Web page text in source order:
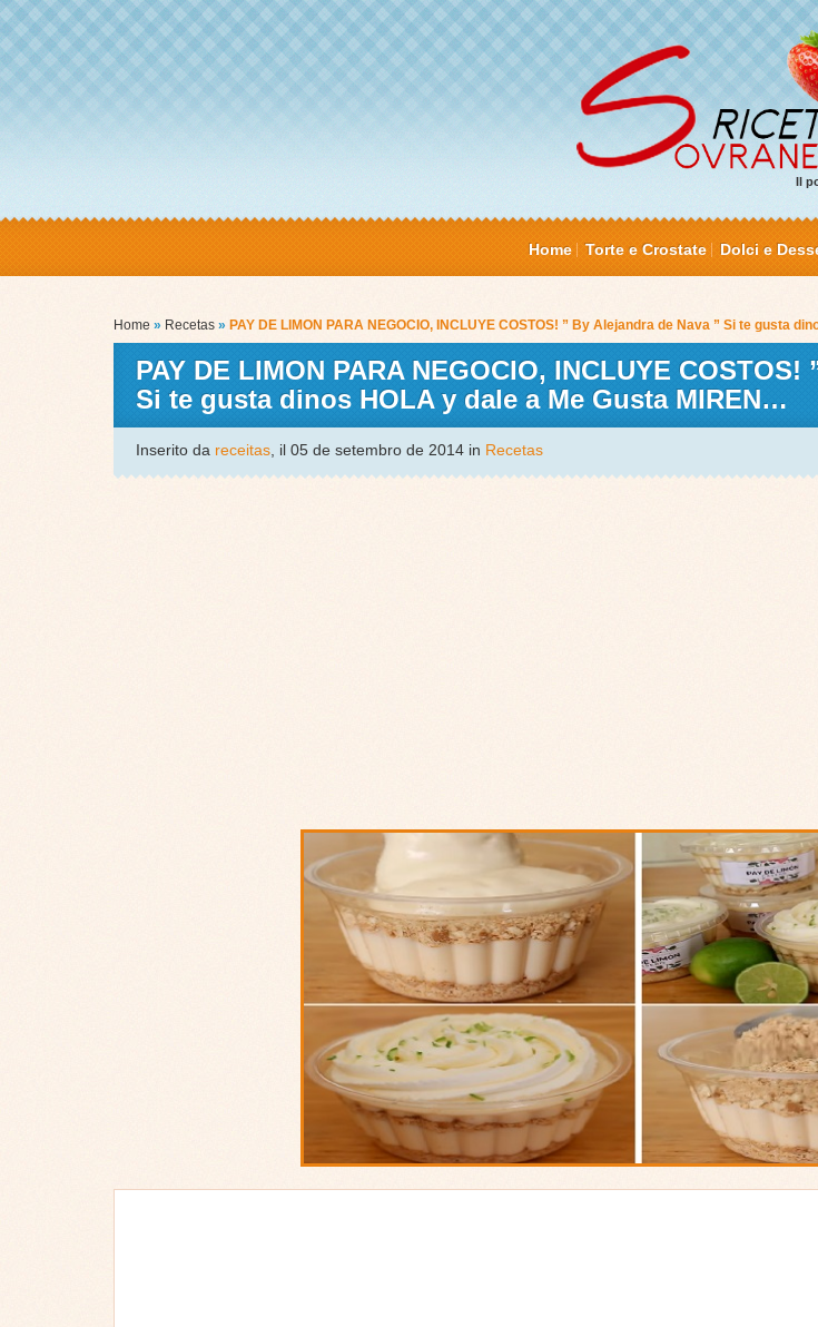
Il
Home Torte e Crostate Dolci e
Home » Recetas » PAY DE LIMON PARA NEGOCIO, INCLUYE COSTOS! ” By Alejandra de Nava ” Si te gusta
PAY DE LIMON PARA NEGOCIO, INCLUYE
Si te gusta dinos HOLA y dale a Me Gusta MIREN…
Inserito da receitas , il 05 de setembro de 2014 in Recetas